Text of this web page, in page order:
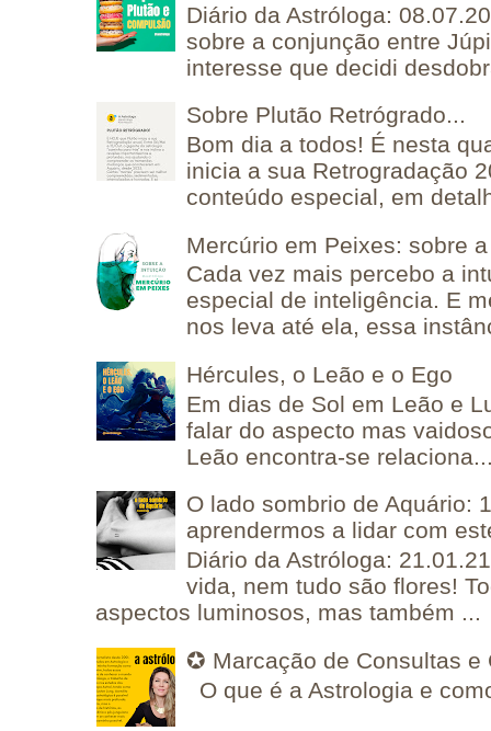
Diário da Astróloga:
sobre a conjunção entre
interesse que decidi
Sobre Plutão Retrógrado...
Bom dia a todos! É nesta
inicia a sua Retrogradação
conteúdo especial, em
Mercúrio em Peixes: sobre
Cada vez mais percebo a
especial de inteligência. E
nos leva até ela, essa
Hércules, o Leão e o Ego
Em dias de Sol em Leão e
falar do aspecto mas
Leão encontra-se
O lado sombrio de Aquário:
aprendermos a lidar com
Diário da Astróloga:
vida, nem tudo são flores!
aspectos luminosos, mas também ...
✪ Marcação de Consultas e
O que é a Astrologia e